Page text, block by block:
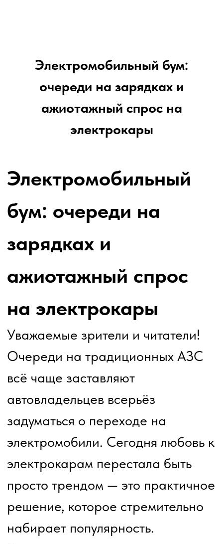
зарядках и
ажиотажный спрос
Уважаемые зрители и читатели!
всё чаще заставляют
автовладельцев всерьёз
задуматься о переходе на
электромобили. Сегодня любовь к
просто трендом — это практичное
набирает популярность.
электрокаров
Спрос на отечественные
электромобили бьёт рекорды. На
площадке «Авито» уже не найти в
свободной продаже такие
Evolute — их буквально смели с
виртуальных полок. Ситуация
настолько напряжённая, что
очередь на новый Evolute сейчас
растянулась до шести месяцев
ожидания.
зарядные станции
Рост парка электромобилей